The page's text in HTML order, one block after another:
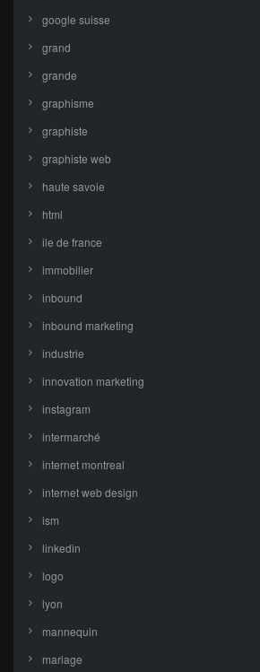
google suisse
grand
grande
graphisme
graphiste
graphiste web
haute savoie
html
ile de france
immobilier
inbound
inbound marketing
industrie
innovation marketing
instagram
intermarché
internet montreal
internet web design
ism
linkedin
logo
lyon
mannequin
mariage